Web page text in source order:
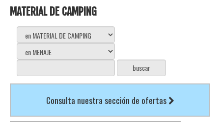
MATERIAL DE CAMPING
Consulta nuestra sección de ofertas